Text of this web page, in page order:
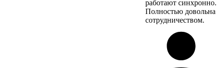
работают синхронно.
Полностью довольна
сотрудничеством.